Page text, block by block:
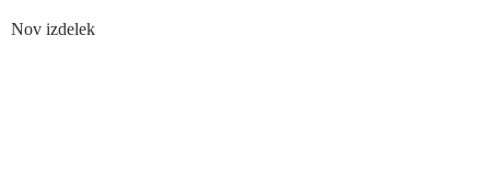
Nov izdelek